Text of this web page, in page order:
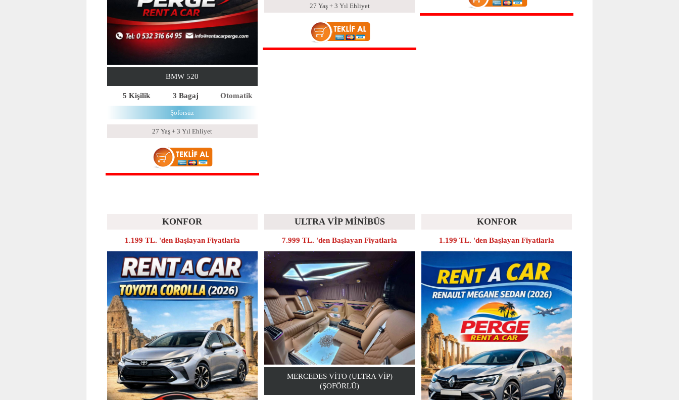
BMW 520
5 Kişilik 3 Bagaj Otomatik
Şoförsüz
27 Yaş + 3 Yıl Ehliyet
27 Yaş + 3 Yıl Ehliyet
KONFOR
1.199 TL. 'den Başlayan Fiyatlarla
ULTRA VİP MİNİBÜS
7.999 TL. 'den Başlayan Fiyatlarla
MERCEDES VITO (ULTRA VIP)
(ŞOFÖRLÜ)
KONFOR
1.199 TL. 'den Başlayan Fiyatlarla